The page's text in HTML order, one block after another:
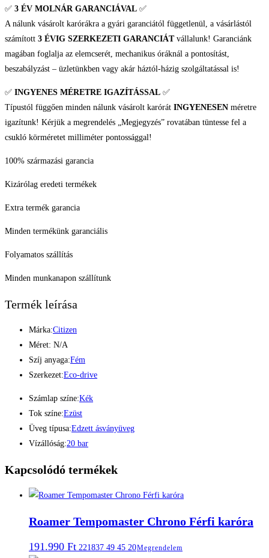
✅ 3 ÉV MOLNÁR GARANCIÁVAL ✅
A nálunk vásárolt karórákra a gyári garanciától függetlenül, a vásárlástól
számított 3 ÉVIG SZERKEZETI GARANCIÁTvállalunk! Garanciánk
magában foglalja az elemcserét, mechanikus óráknál a pontosítást,
beszabályzást – üzletünkben vagy akár háztól-házig szolgáltatással is!
✅ INGYENES MÉRETRE IGAZÍTÁSSAL ✅
Típustól függően minden nálunk vásárolt karórát INGYENESEN méretre
igazítunk! Kérjük a megrendelés „Megjegyzés” rovatában tüntesse fel a
csukló körméretet milliméter pontossággal!
100% származási garancia
Kizárólag eredeti termékek
Extra termék garancia
Minden termékünk garanciális
Folyamatos szállítás
Minden munkanapon szállítunk
Termék leírása
Márka:Citizen
Méret: N/A
Szíj anyaga:Fém
Szerkezet:Eco-drive
Számlap színe:Kék
Tok színe:Ezüst
Üveg típusa:Edzett ásványüveg
Vízállóság:20 bar
Kapcsolódó termékek
Roamer Tempomaster Chrono Férfi karóra
191.990 Ft 221837 49 45 20Megrendelem